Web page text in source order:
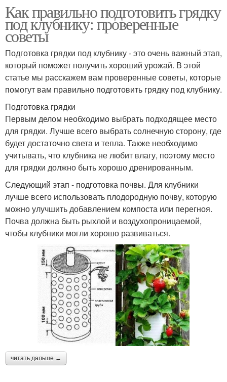
Как правильно подготовить грядку
под клубнику: проверенные
советы
Подготовка грядки под клубнику - это очень важный этап,
который поможет получить хороший урожай. В этой
статье мы расскажем вам проверенные советы, которые
помогут вам правильно подготовить грядку под клубнику.
Подготовка грядки
Первым делом необходимо выбрать подходящее место
для грядки. Лучше всего выбрать солнечную сторону, где
будет достаточно света и тепла. Также необходимо
учитывать, что клубника не любит влагу, поэтому место
для грядки должно быть хорошо дренированным.
Следующий этап - подготовка почвы. Для клубники
лучше всего использовать плодородную почву, которую
можно улучшить добавлением компоста или перегноя.
Почва должна быть рыхлой и воздухопроницаемой,
чтобы клубники могли хорошо развиваться.
читать дальше →